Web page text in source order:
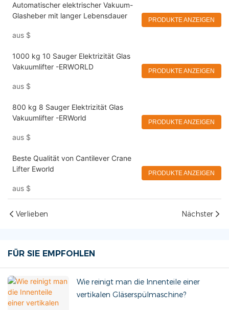
Automatischer elektrischer Vakuum-
Glasheber mit langer Lebensdauer
aus $
PRODUKTE ANZEIGEN
1000 kg 10 Sauger Elektrizität Glas
Vakuumlifter -ERWORLD
aus $
PRODUKTE ANZEIGEN
800 kg 8 Sauger Elektrizität Glas
Vakuumlifter -ERWorld
aus $
PRODUKTE ANZEIGEN
Beste Qualität von Cantilever Crane
Lifter Eworld
aus $
PRODUKTE ANZEIGEN
Verlieben Nächster
FÜR SIE EMPFOHLEN
Wie reinigt man die Innenteile einer
vertikalen Gläserspülmaschine?